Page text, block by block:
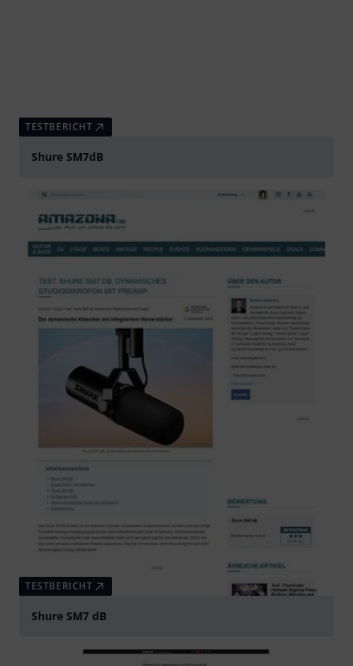
TESTBERICHT
Shure SM7dB
TESTBERICHT
Shure SM7 dB